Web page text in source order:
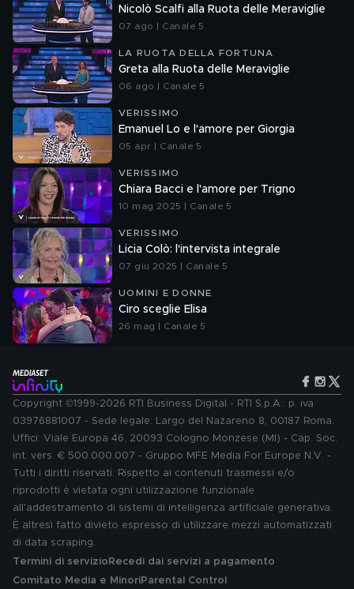
Nicolò Scalfi alla Ruota delle Meraviglie
07 ago | Canale 5
LA RUOTA DELLA FORTUNA
Greta alla Ruota delle Meraviglie
06 ago | Canale 5
VERISSIMO
Emanuel Lo e l'amore per Giorgia
05 apr | Canale 5
VERISSIMO
Chiara Bacci e l'amore per Trigno
10 mag 2025 | Canale 5
VERISSIMO
Licia Colò: l'intervista integrale
07 giu 2025 | Canale 5
UOMINI E DONNE
Ciro sceglie Elisa
26 mag | Canale 5
Copyright ©1999-2026 RTI Business Digital - RTI S.p.A.: p. iva
03976881007 - Sede legale: Largo del Nazareno 8, 00187 Roma.
Uffici: Viale Europa 46, 20093 Cologno Monzese (MI) - Cap. Soc.
int. vers. € 500.000.007 - Gruppo MFE Media For Europe N.V. -
Tutti i diritti riservati. Rispetto ai contenuti trasmessi e/o
riprodotti è vietata ogni utilizzazione funzionale
all'addestramento di sistemi di intelligenza artificiale generativa.
È altresì fatto divieto espresso di utilizzare mezzi automatizzati
di data scraping.
Termini di servizio Recedi dai servizi a pagamento
Comitato Media e MinoriParental Control